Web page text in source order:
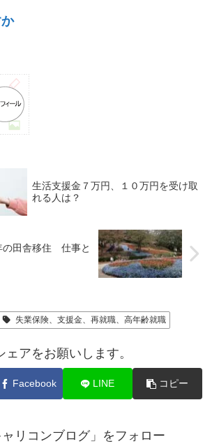
生活支援金７万円、１０万円を受け取
れる人は？
の田舎移住 仕事と
失業保険、支援金、再就職、高年齢就職
ェアをお願いします。
Facebook LINE コピー
ャリコンブログ」をフォロー